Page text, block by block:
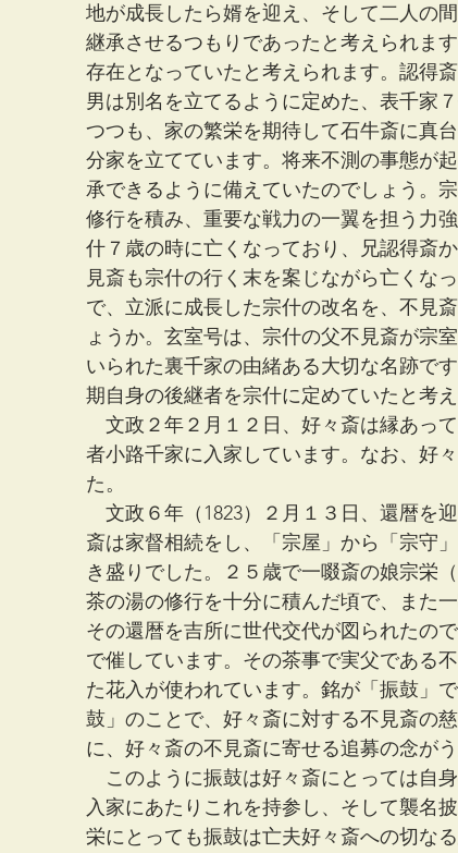
地が成長したら婿を迎え、そして二人の
継承させるつもりであったと考えられま
存在となっていたと考えられます。認得
男は別名を立てるように定めた、表千家
つつも、家の繁栄を期待して石牛斎に真
分家を立てています。将来不測の事態が
承できるように備えていたのでしょう。
修行を積み、重要な戦力の一翼を担う力
什７歳の時に亡くなっており、兄認得斎
見斎も宗什の行く末を案じながら亡くな
で、立派に成長した宗什の改名を、不見
ょうか。玄室号は、宗什の父不見斎が宗
いられた裏千家の由緒ある大切な名跡で
期自身の後継者を宗什に定めていたと考え
文政２年２月１２日、好々斎は縁あっ
者小路千家に入家しています。なお、好
た。
文政６年（1823）２月１３日、還暦を
斎は家督相続をし、「宗屋」から「宗守
き盛りでした。２５歳で一啜斎の娘宗栄
茶の湯の修行を十分に積んだ頃で、また
その還暦を吉所に世代交代が図られたの
で催しています。その茶事で実父である
た花入が使われています。銘が「振鼓」
鼓」のことで、好々斎に対する不見斎の
に、好々斎の不見斎に寄せる追募の念がう
このように振鼓は好々斎にとっては自
入家にあたりこれを持参し、そして襲名
栄にとっても振鼓は亡夫好々斎への切な